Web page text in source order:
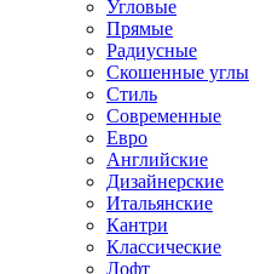
Угловые
Прямые
Радиусные
Скошенные углы
Стиль
Современные
Евро
Английские
Дизайнерские
Итальянские
Кантри
Классические
Лофт